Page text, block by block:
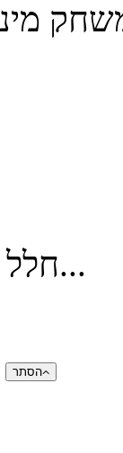
חלל אחד, רק טנק יכול...
הסתר